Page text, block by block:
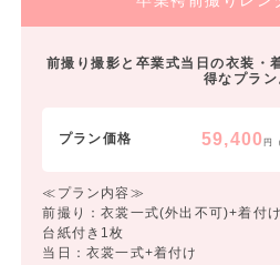
前撮り撮影と卒業式当日の衣装・
得なプラン
プラン価格 59,400円
≪プラン内容≫
前撮り：衣裳一式(外出不可)+着付
台紙付き1枚
当日：衣裳一式+着付け